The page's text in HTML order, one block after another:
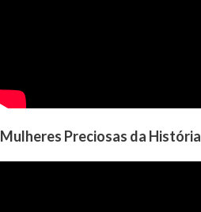
Mulheres Preciosas da História